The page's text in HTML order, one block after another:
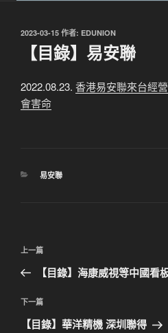
發
2023-03-15 作者: EDUNION
【目錄】易安聯
2022.08.23. 香港易安聯來台經
會害命
分
易安聯
文
導
覽
上
一
文
章
上一篇
【目錄】海康威視等中國看
下
一
下一篇
【目錄】華洋精機 深圳聯得